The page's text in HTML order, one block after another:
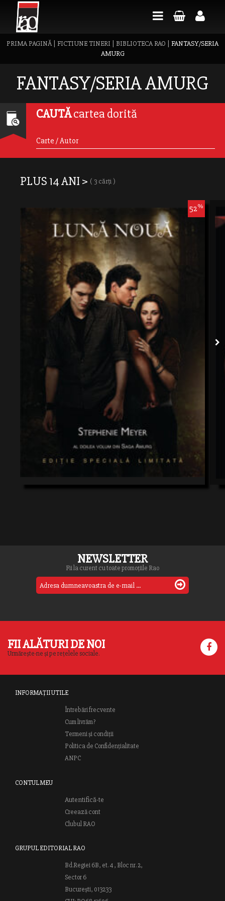
PRIMA PAGINĂ| FICTIUNE TINERI BIBLIOTECA RAO
FANTASY/SERIA
AMURG
FANTASY/SERIA AMURG
CAUTĂcartea dorită
PLUS 14 ANI > ( 3 cărți )
52%
NEWSLETTER
Fii la curent cu toate promoțiile Rao
FII ALĂTURI DE NOI
Urmărește-ne și pe rețelele sociale.
INFORMAȚII UTILE
Întrebări frecvente
Cum livrăm?
Termeni și condiții
Politica de Confidențialitate
ANPC
CONTUL MEU
Autentifică-te
Creează cont
Clubul RAO
GRUPUL EDITORIAL RAO
Bd.Regiei 6B, et. 4 , Bloc nr. 2,
Sector 6
București, 013233